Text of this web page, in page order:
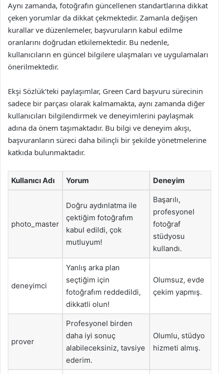
Aynı zamanda, fotoğrafın güncellenen standartlarına dikkat
çeken yorumlar da dikkat çekmektedir. Zamanla değişen
kurallar ve düzenlemeler, başvuruların kabul edilme
oranlarını doğrudan etkilemektedir. Bu nedenle,
kullanıcıların en güncel bilgilere ulaşmaları ve uygulamaları
önerilmektedir.
Ekşi Sözlük’teki paylaşımlar, Green Card başvuru sürecinin
sadece bir parçası olarak kalmamakta, aynı zamanda diğer
kullanıcıları bilgilendirmek ve deneyimlerini paylaşmak
adına da önem taşımaktadır. Bu bilgi ve deneyim akışı,
başvuranların süreci daha bilinçli bir şekilde yönetmelerine
katkıda bulunmaktadır.
Kullanıcı Adı Yorum Deneyim
photo_master
Doğru aydınlatma ile
çektiğim fotoğrafım
kabul edildi, çok
mutluyum!
Başarılı,
profesyonel
fotoğraf
stüdyosu
kullandı.
deneyimci
Yanlış arka plan
seçtiğim için
fotoğrafım reddedildi,
dikkatli olun!
Olumsuz, evde
çekim yapmış.
prover
Profesyonel birden
daha iyi sonuç
alabileceksiniz, tavsiye
ederim.
Olumlu, stüdyo
hizmeti almış.